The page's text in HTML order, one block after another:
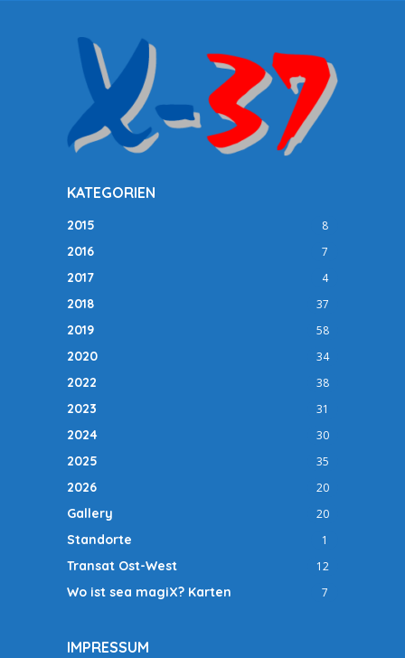
KATEGORIEN
2015 8
2016 7
2017 4
2018 37
2019 58
2020 34
2022 38
2023 31
2024 30
2025 35
2026 20
Gallery 20
Standorte 1
Transat Ost-West 12
Wo ist sea magiX? Karten 7
IMPRESSUM